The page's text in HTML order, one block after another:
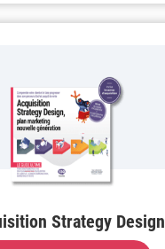
Strategy Design